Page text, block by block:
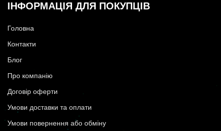
ІНФОРМАЦІЯ ДЛЯ ПОКУПЦІВ
Головна
Контакти
Блог
Про компанію
Договір оферти
Умови доставки та оплати
Умови повернення або обміну